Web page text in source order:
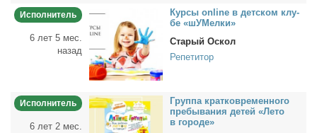
Исполнитель
6 лет 5 мес.
назад
Кур­сы online в дет­ском клу­
бе «шУМелки»
Старый Оскол
Репетитор
Исполнитель
6 лет 2 мес.
Груп­па крат­ковре­мен­но­го
пре­бы­ва­ния де­тей «Ле­то
в го­ро­де»